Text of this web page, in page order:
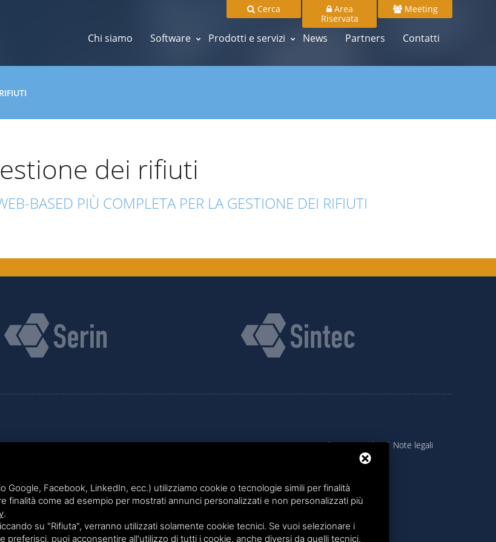
Chi siamo Software Prodotti e servizi News Partners Contatti
Cerca
Area
Riservata
Meeting
dei rifiuti
BASED PIÙ COMPLETA PER LA GESTIONE DEI RIFIUTI
BATTISTA PIRELLI 9 - 20124 MILANO
Sitemap|Privacy policy| Note legali
Google, Facebook, LinkedIn, ecc.) utilizziamo cookie o tecnologie simili per finalità
finalità come ad esempio per mostrati annunci personalizzati e non personalizzati più
.
su "Rifiuta", verranno utilizzati solamente cookie tecnici. Se vuoi selezionare i
preferisci, puoi acconsentire all'utilizzo di tutti i cookie, anche diversi da quelli tecnici,